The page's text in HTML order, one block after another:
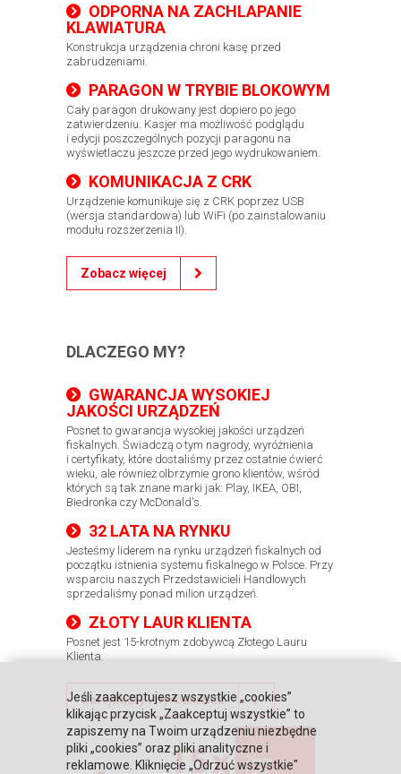
ODPORNA NA ZACHLAPANIE
KLAWIATURA
​Konstrukcja urządzenia chroni kasę przed
zabrudzeniami.
PARAGON W TRYBIE BLOKOWYM
Cały paragon drukowany jest dopiero po jego
zatwierdzeniu. Kasjer ma możliwość podglądu
i edycji poszczególnych pozycji paragonu na
wyświetlaczu jeszcze przed jego wydrukowaniem.
KOMUNIKACJA Z CRK
Urządzenie komunikuje się z CRK poprzez USB
(wersja standardowa) lub WiFi (po zainstalowaniu
modułu rozszerzenia II).
Zobacz więcej
DLACZEGO MY?
GWARANCJA WYSOKIEJ
JAKOŚCI URZĄDZEŃ
​Posnet to gwarancja wysokiej jakości urządzeń
fiskalnych. Świadczą o tym nagrody, wyróżnienia
i certyfikaty, które dostaliśmy przez ostatnie ćwierć
wieku, ale również olbrzymie grono klientów, wśród
których są tak znane marki jak: Play, IKEA, OBI,
Biedronka czy McDonald's.
32 LATA NA RYNKU
Jesteśmy liderem na rynku urządzeń fiskalnych od
początku istnienia systemu fiskalnego w Polsce. Przy
wsparciu naszych Przedstawicieli Handlowych
sprzedaliśmy ponad milion urządzeń.
ZŁOTY LAUR KLIENTA
Posnet jest 15-krotnym zdobywcą Złotego Lauru
Klienta.
Certyfikaty i wyróżnienia
Jeśli zaakceptujesz wszystkie „cookies”
klikając przycisk „Zaakceptuj wszystkie” to
zapiszemy na Twoim urządzeniu niezbędne
pliki „cookies” oraz pliki analityczne i
reklamowe. Kliknięcie „Odrzuć wszystkie"